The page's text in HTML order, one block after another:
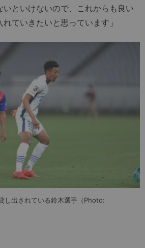
といけないので、これからも良い
ていきたいと思っています」
し出されている鈴木選手（Photo: